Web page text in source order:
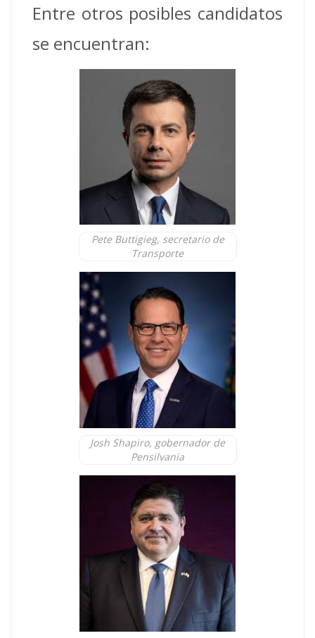
Entre otros posibles candidatos
se encuentran:
Pete Buttigieg, secretario de
Transporte
Josh Shapiro, gobernador de
Pensilvania